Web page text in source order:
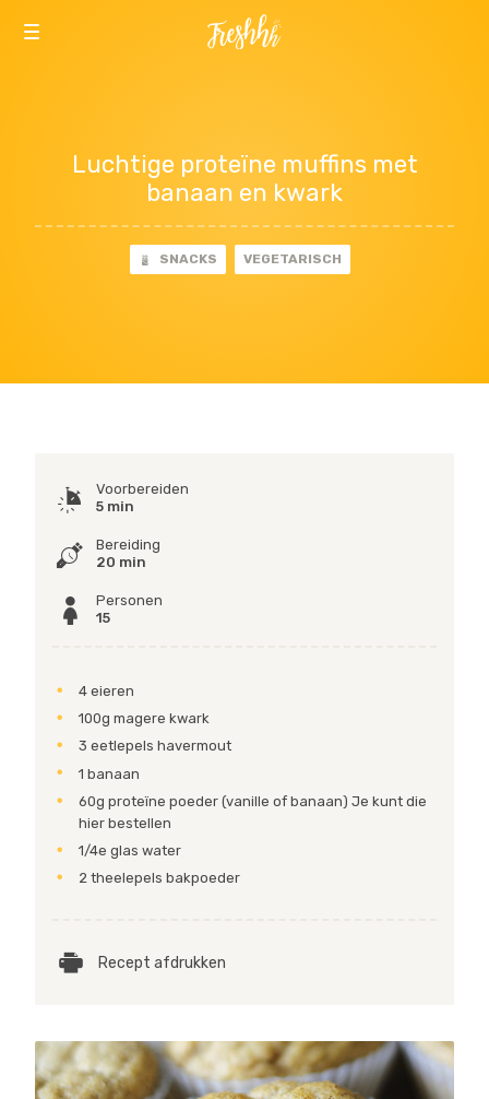
Luchtige proteïne muffins met
banaan en kwark
SNACKS VEGETARISCH
Voorbereiden
5 min
Bereiding
20 min
Personen
15
4 eieren
100g magere kwark
3 eetlepels havermout
1 banaan
60g proteïne poeder (vanille of banaan) Je kunt die
hier bestellen
1/4e glas water
2 theelepels bakpoeder
Recept afdrukken